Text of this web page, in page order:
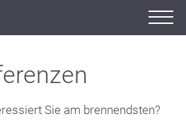
Sie am brennendsten?